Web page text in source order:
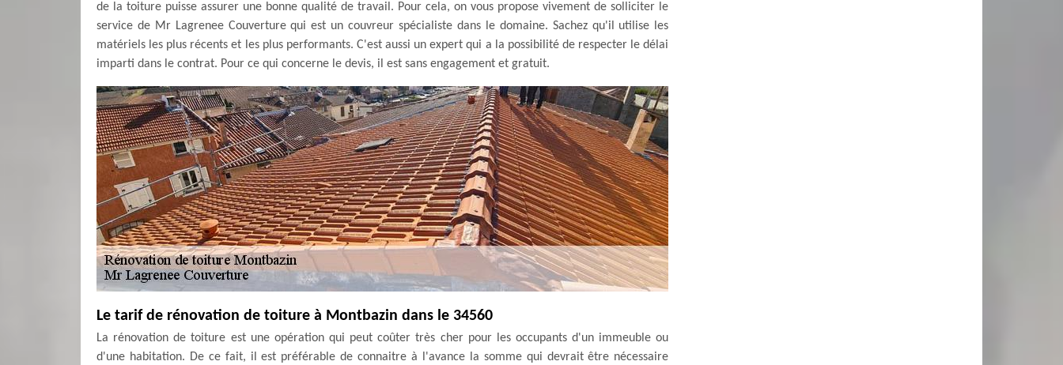
de la toiture puisse assurer une bonne qualité de travail. Pour cela, on vous propose vivement de solliciter le
service de Mr Lagrenee Couverture qui est un couvreur spécialiste dans le domaine. Sachez qu'il utilise les
matériels les plus récents et les plus performants. C'est aussi un expert qui a la possibilité de respecter le délai
imparti dans le contrat. Pour ce qui concerne le devis, il est sans engagement et gratuit.
Le tarif de rénovation de toiture à Montbazin dans le 34560
La rénovation de toiture est une opération qui peut coûter très cher pour les occupants d'un immeuble ou
d'une habitation. De ce fait, il est préférable de connaitre à l'avance la somme qui devrait être nécessaire